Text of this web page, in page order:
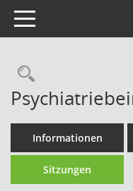
Toggle navigation
Informationen
Sitzungen